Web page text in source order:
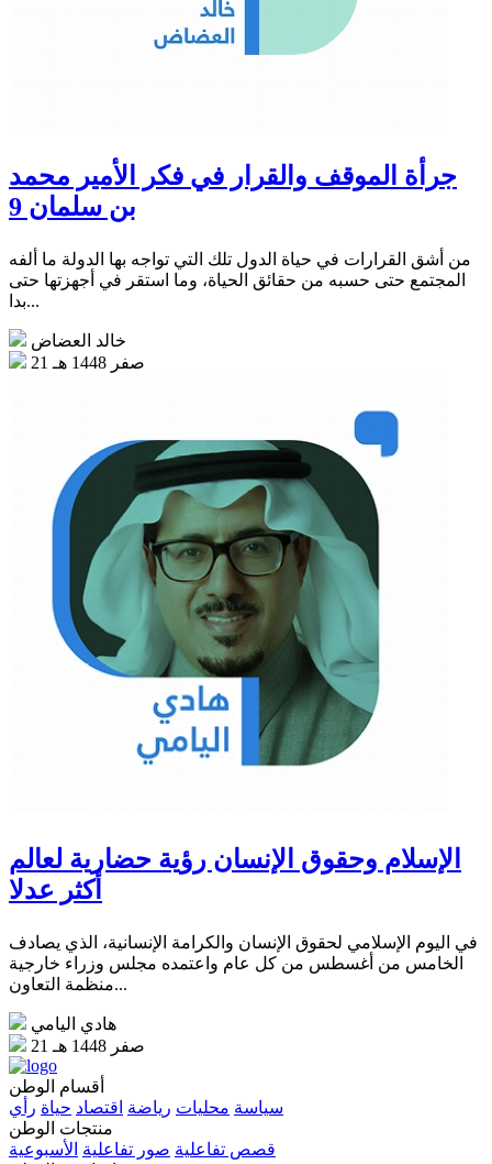
جرأة الموقف والقرار في فكر الأمير محمد
بن سلمان 9
من أشق القرارات في حياة الدول تلك التي تواجه بها الدولة ما ألفه
المجتمع حتى حسبه من حقائق الحياة، وما استقر في أجهزتها حتى
بدا...
خالد العضاض
21 صفر 1448 هـ
الإسلام وحقوق الإنسان رؤية حضارية لعالم
أكثر عدلا
في اليوم الإسلامي لحقوق الإنسان والكرامة الإنسانية، الذي يصادف
الخامس من أغسطس من كل عام واعتمده مجلس وزراء خارجية
منظمة التعاون...
هادي اليامي
21 صفر 1448 هـ
أقسام الوطن
سياسة محليات رياضة اقتصاد حياة رأي
منتجات الوطن
قصص تفاعلية صور تفاعلية الأسبوعية